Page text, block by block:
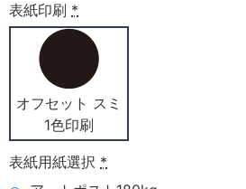
表紙印刷 *
オフセット スミ
1色印刷
表紙用紙選択 *